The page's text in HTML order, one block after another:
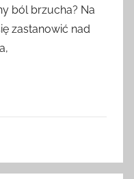
ból brzucha? Na
zastanowić nad